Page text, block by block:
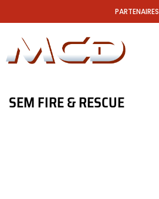
PARTENAIRES
SEM FIRE & RESCUE